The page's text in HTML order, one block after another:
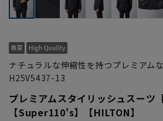
ナチュラルな伸縮性を持つプレミアム
H25V5437-13
プレミアムスタイリッシュスーツ
【Super110's】【HILTON】